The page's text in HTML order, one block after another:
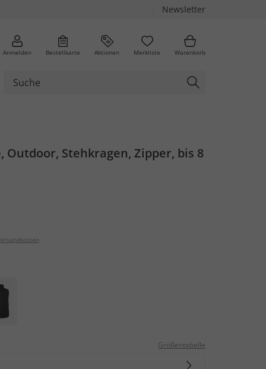
Newsletter
Anmelden Bestellkarte Aktionen Merkliste Warenkorb
Outdoor, Stehkragen, Zipper, bis 8
Größentabelle